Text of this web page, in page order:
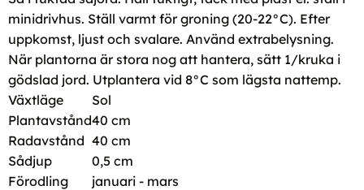
minidrivhus. Ställ varmt för groning (20-22°C). Efter
uppkomst, ljust och svalare. Använd extrabelysning.
När plantorna är stora nog att hantera, sätt 1/kruka i
gödslad jord. Utplantera vid 8°C som lägsta nattemp.
Växtläge
Sol
Plantavstånd40 cm
Radavstånd 40 cm
Sådjup
0,5 cm
Förodling
januari - mars